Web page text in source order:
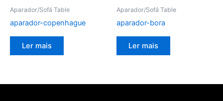
Aparador/Sofá Table
aparador-copenhague
Ler mais
Aparador/Sofá Table
aparador-bora
Ler mais